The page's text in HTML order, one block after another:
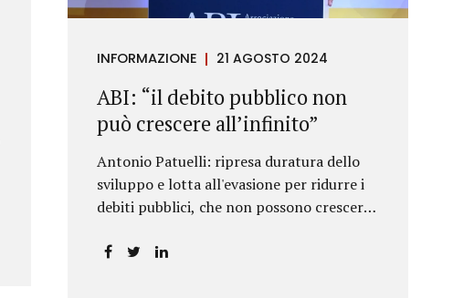
INFORMAZIONE 21 AGOSTO 2024
ABI: “il debito pubblico non
può crescere all’infinito”
Antonio Patuelli: ripresa duratura dello
sviluppo e lotta all'evasione per ridurre i
debiti pubblici, che non possono crescere